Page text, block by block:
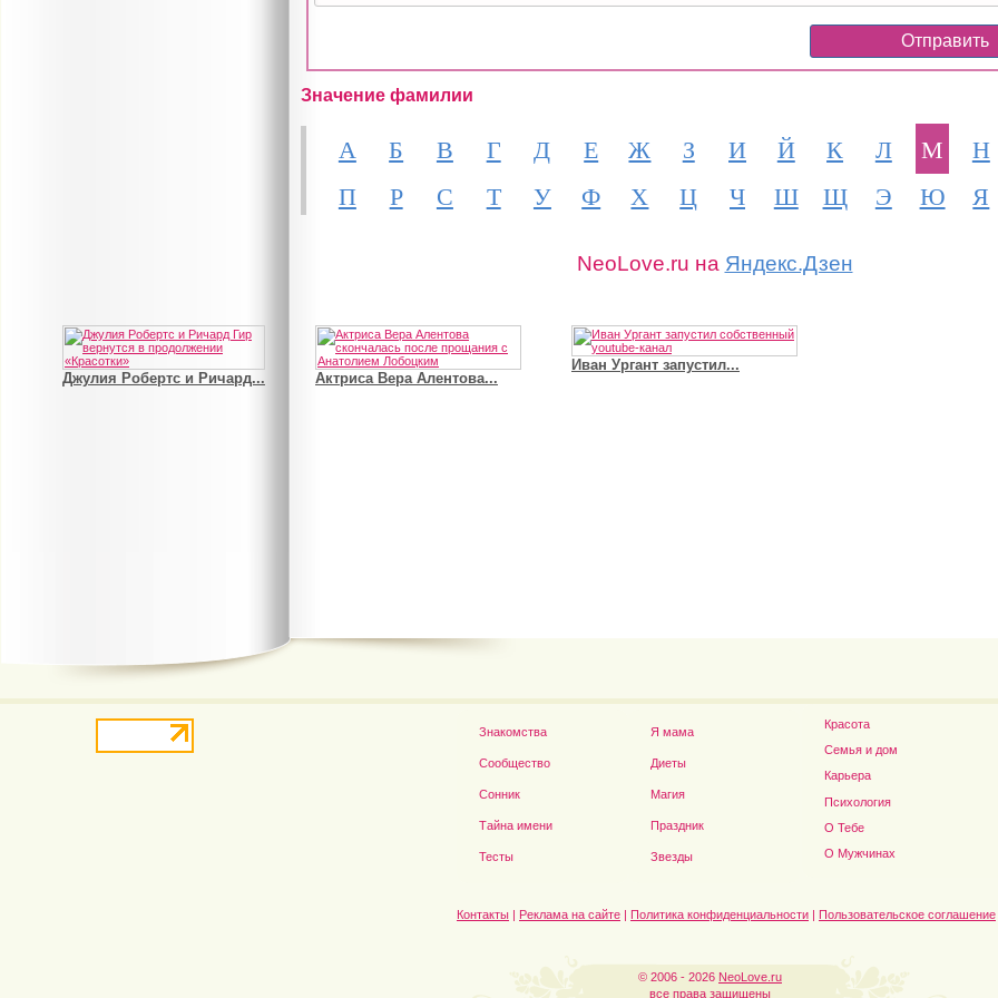
Значение фамилии
А Б В Г Д Е Ж З И Й К Л М
Н
П
Р С Т У Ф Х Ц Ч Ш Щ Э Ю Я
NeoLove.ru на Яндекс.Дзен
Джулия Робертс и Ричард... Актриса Вера Алентова...
Иван Ургант запустил...
Дэниел Рэдклифф...
Знакомства
Сообщество
Сонник
Тайна имени
Тесты
Я мама
Диеты
Магия
Праздник
Звезды
Красота
Семья и дом
Карьера
Психология
О Тебе
О Мужчинах
Контакты | Реклама на сайте | Политика конфиденциальности | Пользовательское соглашение
© 2006 - 2026 NeoLove.ru
все права защищены